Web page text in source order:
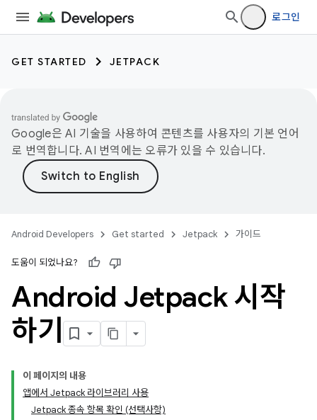
로그인
GET STARTED JETPACK
Google은 AI 기술을 사용하여 콘텐츠를 사용자의 기본 언어
로 번역합니다. AI 번역에는 오류가 있을 수 있습니다.
Android Developers Get started Jetpack 가이드
도움이 되었나요?
Android Jetpack 시작
하기
이 페이지의 내용
앱에서 Jetpack 라이브러리 사용
Jetpack 종속 항목 확인 (선택사항)